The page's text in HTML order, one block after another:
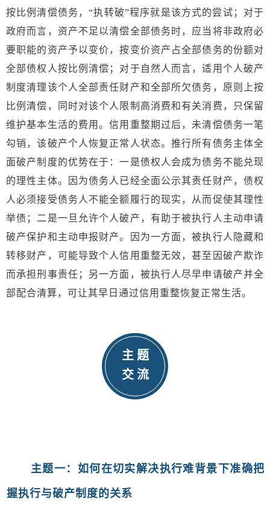
按比例清偿债务，“执转破”程序就是该方式的尝试；对于
政府而言，资产不足以清偿全部债务时，应当将非政府必
要职能的资产予以变价，按变价资产占全部债务的份额对
全部债权人按比例清偿；对于自然人而言，适用个人破产
制度清理该个人全部责任财产和全部所欠债务，原则上按
比例清偿，同时对该个人限制高消费和有关消费，只保留
维护基本生活的费用。信用重整期过后，未清偿债务一笔
勾销，该破产个人恢复正常人状态。推行所有债务主体全
面破产制度的优势在于：一是债权人会成为债务不能兑现
的理性主体。因为债务人已经全面公示其责任财产，债权
人必须接受债务人不能全额履行的现实，从而促使其理性
举债；二是一旦允许个人破产，有助于被执行人主动申请
破产保护和主动申报财产。因为一方面，被执行人隐藏和
转移财产，可能导致个人信用重整无效，甚至因破产欺诈
而承担刑事责任；另一方面，被执行人尽早申请破产并全
部配合清算，可让其早日通过信用重整恢复正常生活。
主 题
交 流
主题一：如何在切实解决执行难背景下准确把
握执行与破产制度的关系